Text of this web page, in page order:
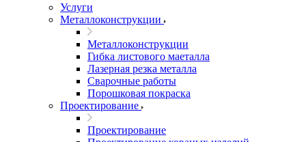
Услуги
Металлоконструкции
Металлоконструкции
Гибка листового маеталла
Лазерная резка металла
Сварочные работы
Порошковая покраска
Проектирование
Проектирование